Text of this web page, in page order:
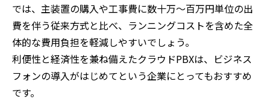
では、主装置の購入や工事費に数十万〜百万円単位の出
費を伴う従来方式と比べ、ランニングコストを含めた全
体的な費用負担を軽減しやすいでしょう。
利便性と経済性を兼ね備えたクラウドPBXは、ビジネス
フォンの導入がはじめてという企業にとってもおすすめ
です。